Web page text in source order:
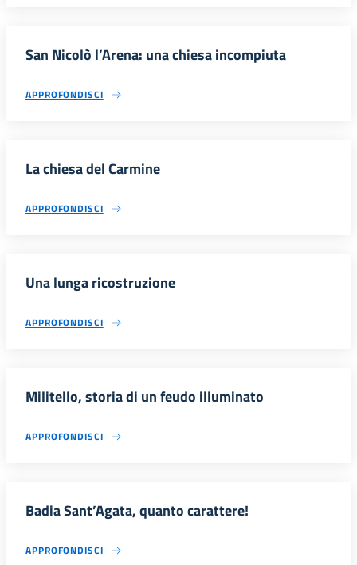
San Nicolò l’Arena: una chiesa incompiuta
APPROFONDISCI
La chiesa del Carmine
APPROFONDISCI
Una lunga ricostruzione
APPROFONDISCI
Militello, storia di un feudo illuminato
APPROFONDISCI
Badia Sant’Agata, quanto carattere!
APPROFONDISCI